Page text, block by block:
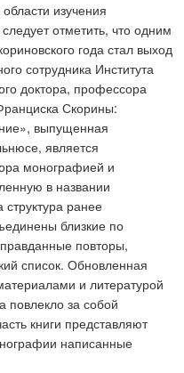
изучения
отметить, что одним
года стал выход
сотрудника Института
доктора, профессора
Скорины:
выпущенная
является
монографией и
в названии
ранее
близкие по
повторы,
список. Обновленная
и литературой
повлекло за собой
книги представляют
написанные